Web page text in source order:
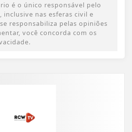
é o único responsável pelo
nas esferas civil e
responsabiliza pelas opiniões
você concorda com os